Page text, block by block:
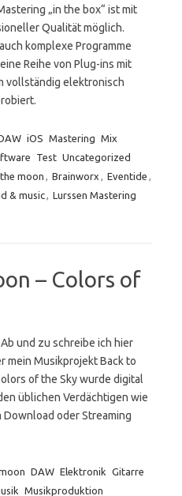
„in the box“ ist mit
Qualität möglich.
komplexe Programme
Reihe von Plug-ins mit
vollständig elektronisch
iOS Mastering Mix
Test Uncategorized
moon , Brainworx , Eventide ,
& music, Lurssen Mastering
– Colors of
Ab und zu schreibe ich hier
mein Musikprojekt Back to
of the Sky wurde digital
üblichen Verdächtigen wie
oder Streaming
DAW Elektronik Gitarre
Musikproduktion